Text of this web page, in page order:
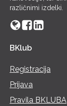
različnimi izdelki.
BKlub
Registracija
Prijava
Pravila BKLUBA